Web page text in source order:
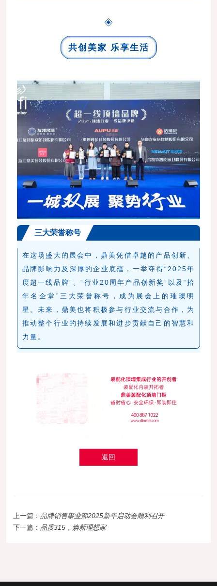
共创美家 乐享生活
三大荣誉称号
在这场盛大的展会中，鼎美凭借卓越的产品创新、
品牌影响力及深厚的企业底蕴，一举夺得“2025年
度超一线品牌”、“行业20周年产品创新奖”以及“拾
年名企堂”三大荣誉称号，成为展会上的璀璨明
星。未来，鼎美也将积极参与行业交流与合作，为
推动整个行业的持续发展和进步贡献自己的智慧和
力量。
返回
上一篇： 品牌销售事业部2025新年启动会顺利召开
下一篇： 品质315，焕新理想家